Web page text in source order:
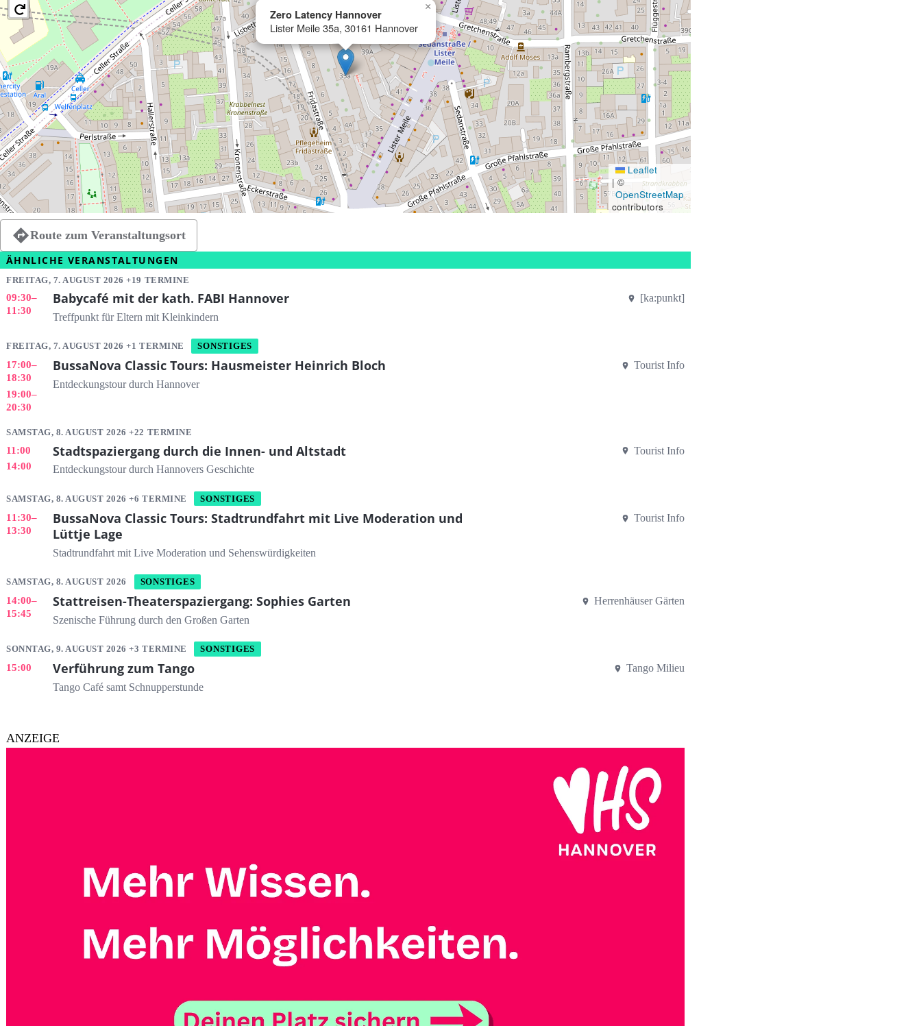
Zero Latency Hannover
Lister Meile 35a, 30161 Hannover
×
Leaflet
| ©
OpenStreetMap
contributors
Route zum Veranstaltungsort
ÄHNLICHE VERANSTALTUNGEN
FREITAG, 7. AUGUST 2026 +19 TERMINE
09:30–
11:30
Babycafé mit der kath. FABI Hannover
Treffpunkt für Eltern mit Kleinkindern
[ka:punkt]
FREITAG, 7. AUGUST 2026 +1 TERMINE SONSTIGES
17:00–
18:30
19:00–
20:30
BussaNova Classic Tours: Hausmeister Heinrich Bloch
Entdeckungstour durch Hannover
Tourist Info
SAMSTAG, 8. AUGUST 2026 +22 TERMINE
11:00
14:00
Stadtspaziergang durch die Innen- und Altstadt
Entdeckungstour durch Hannovers Geschichte
Tourist Info
SAMSTAG, 8. AUGUST 2026 +6 TERMINE SONSTIGES
11:30–
13:30
BussaNova Classic Tours: Stadtrundfahrt mit Live Moderation und
Lüttje Lage
Stadtrundfahrt mit Live Moderation und Sehenswürdigkeiten
Tourist Info
SAMSTAG, 8. AUGUST 2026 SONSTIGES
14:00–
15:45
Stattreisen-Theaterspaziergang: Sophies Garten
Szenische Führung durch den Großen Garten
Herrenhäuser Gärten
SONNTAG, 9. AUGUST 2026 +3 TERMINE SONSTIGES
15:00 Verführung zum Tango
Tango Café samt Schnupperstunde
Tango Milieu
ANZEIGE